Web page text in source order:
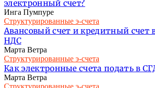
электронный счет?
Инга Пумпуре
Структурированные э-счета
Авансовый счет и кредитный счет
НДС
Марта Ветра
Структурированные э-счета
Как электронные счета подать в
Марта Ветра
Структурированные э-счета